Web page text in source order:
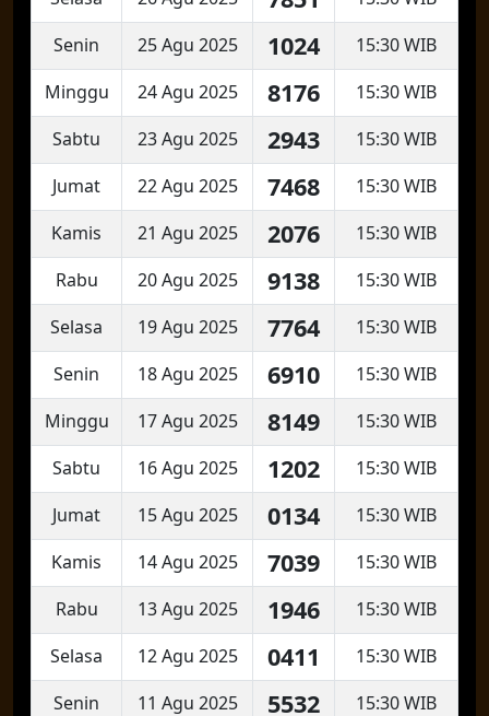
Senin
25 Agu 2025 1024
15:30 WIB
Minggu
24 Agu 2025 8176
15:30 WIB
Sabtu
23 Agu 2025 2943
15:30 WIB
Jumat
22 Agu 2025 7468
15:30 WIB
Kamis
21 Agu 2025 2076
15:30 WIB
Rabu
20 Agu 2025 9138
15:30 WIB
Selasa
19 Agu 2025 7764
15:30 WIB
Senin
18 Agu 2025 6910
15:30 WIB
Minggu
17 Agu 2025 8149
15:30 WIB
Sabtu
16 Agu 2025 1202
15:30 WIB
Jumat
15 Agu 2025 0134
15:30 WIB
Kamis
14 Agu 2025 7039
15:30 WIB
Rabu
13 Agu 2025 1946
15:30 WIB
Selasa
12 Agu 2025 0411
15:30 WIB
Senin
11 Agu 2025 5532
15:30 WIB